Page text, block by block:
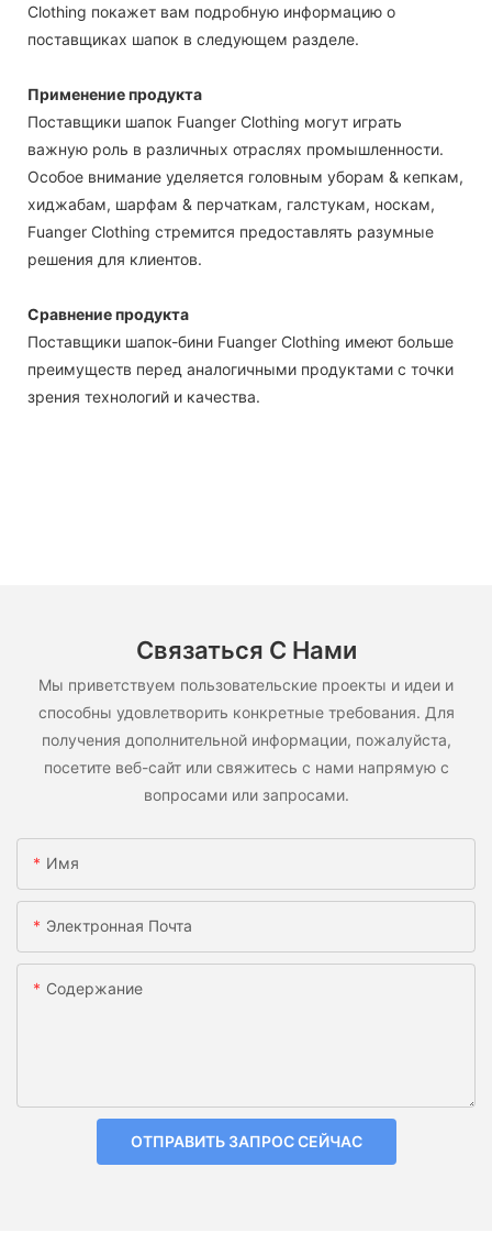
Clothing покажет вам подробную информацию о
поставщиках шапок в следующем разделе.
Применение продукта
Поставщики шапок Fuanger Clothing могут играть
важную роль в различных отраслях промышленности.
Особое внимание уделяется головным уборам & кепкам,
хиджабам, шарфам & перчаткам, галстукам, носкам,
Fuanger Clothing стремится предоставлять разумные
решения для клиентов.
Сравнение продукта
Поставщики шапок-бини Fuanger Clothing имеют больше
преимуществ перед аналогичными продуктами с точки
зрения технологий и качества.
Связаться С Нами
Мы приветствуем пользовательские проекты и идеи и
способны удовлетворить конкретные требования. Для
получения дополнительной информации, пожалуйста,
посетите веб-сайт или свяжитесь с нами напрямую с
вопросами или запросами.
Имя
Электронная Почта
Содержание
ОТПРАВИТЬ ЗАПРОС СЕЙЧАС